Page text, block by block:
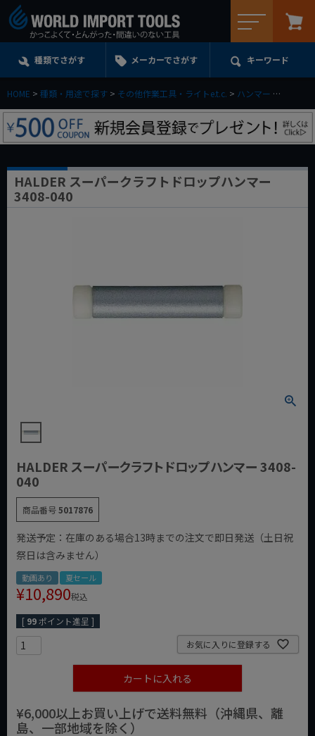
種類でさがす メーカーでさがす キーワード
HOME 種類・用途で探す その他作業工具・ライトe.t.c. ハンマー
HALDER スーパークラフトドロップハンマー
3408-040
HALDER スーパークラフトドロップハンマー 3408-
040
商品番号5017876
発送予定：在庫のある場合13時までの注文で即日発送（土日祝
祭日は含みません）
動画あり 夏セール
¥10,890税込
[ 99ポイント進呈 ]
お気に入りに登録する
カートに入れる
¥6,000以上お買い上げで送料無料（沖縄県、離
島、一部地域を除く）